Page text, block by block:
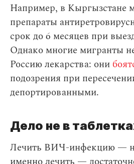
Например, в Кыргызстане
препараты
срок до 6 месяцев при
Однако многие мигранты
Россию лекарства: они
подозрения при
депортированными.
Дело не в
Лечить ВИЧ-инфекцию —